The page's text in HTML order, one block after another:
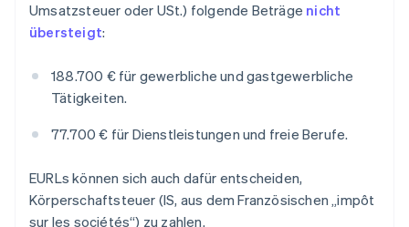
Umsatzsteuer oder USt.) folgende Beträge nicht
übersteigt:
188.700 € für gewerbliche und gastgewerbliche
Tätigkeiten.
77.700 € für Dienstleistungen und freie Berufe.
EURLs können sich auch dafür entscheiden,
Körperschaftsteuer (IS, aus dem Französischen „impôt
sur les sociétés“) zu zahlen.